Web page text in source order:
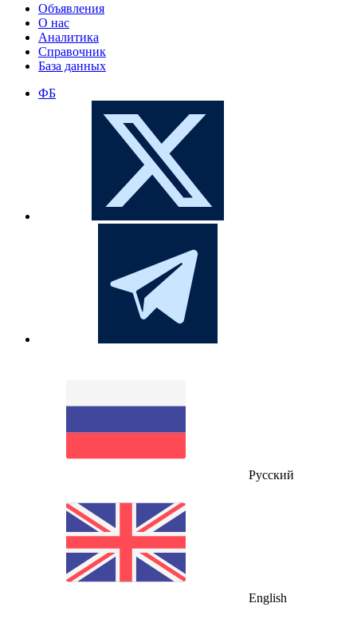
Объявления
О нас
Аналитика
Справочник
База данных
ФБ
Русский
English